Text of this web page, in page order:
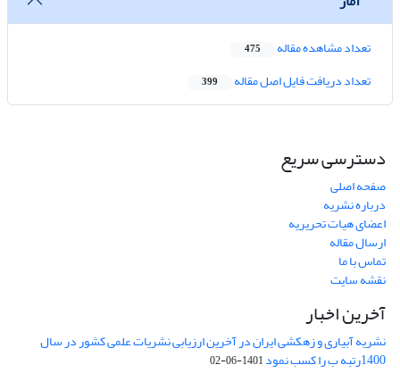
تعداد مشاهده مقاله 475
تعداد دریافت فایل اصل مقاله 399
دسترسی سریع
صفحه اصلی
درباره نشریه
اعضای هیات تحریریه
ارسال مقاله
تماس با ما
نقشه سایت
آخرین اخبار
نشریه آبیاری و زهکشی ایران در آخرین ارزیابی نشریات علمی کشور در سال
1400رتبه ب را کسب نمود 1401-06-02